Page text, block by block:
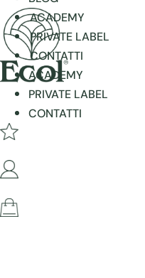
ACADEMY
PRIVATE LABEL
CONTATTI
ACADEMY
PRIVATE LABEL
CONTATTI